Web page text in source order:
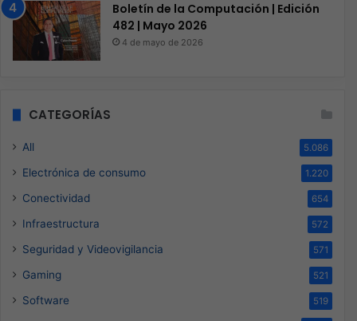
Boletín de la Computación | Edición
482 | Mayo 2026
4 de mayo de 2026
CATEGORÍAS
All 5.086
Electrónica de consumo 1.220
Conectividad 654
Infraestructura 572
Seguridad y Videovigilancia 571
Gaming 521
Software 519